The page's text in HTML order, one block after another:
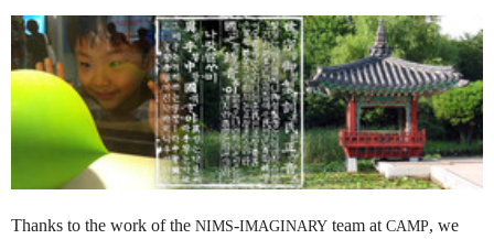
Thanks to the work of the NIMS-IMAGINARY team at CAMP, we